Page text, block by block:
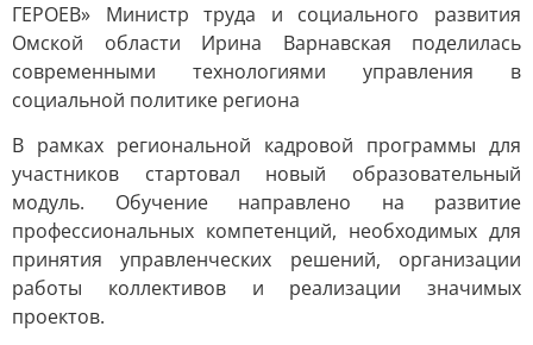
ГЕРОЕВ» Министр труда и социального развития
Омской области Ирина Варнавская поделилась
современными технологиями управления в
социальной политике региона
В рамках региональной кадровой программы для
участников стартовал новый образовательный
модуль. Обучение направлено на развитие
профессиональных компетенций, необходимых для
принятия управленческих решений, организации
работы коллективов и реализации значимых
проектов.